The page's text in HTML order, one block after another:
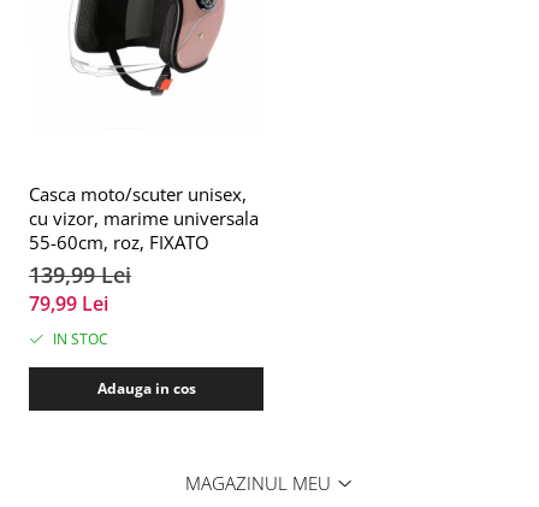
Casca moto/scuter unisex,
cu vizor, marime universala
55-60cm, roz, FIXATO
139,99 Lei
79,99 Lei
IN STOC
Adauga in cos
MAGAZINUL MEU